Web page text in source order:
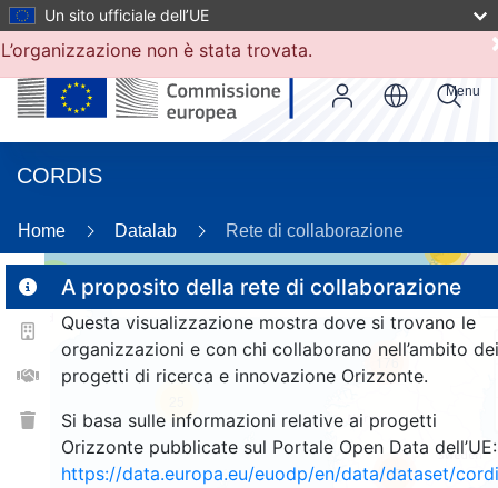
Un sito ufficiale dell’UE
CORDIS
Menu
Home Datalab Rete di collaborazione
A proposito della rete di collaborazione
Questa visualizzazione mostra dove si trovano le
organizzazioni e con chi collaborano nell’ambito dei
progetti di ricerca e innovazione Orizzonte.
Si basa sulle informazioni relative ai progetti
Orizzonte pubblicate sul Portale Open Data dell’UE:
https://data.europa.eu/euodp/en/data/dataset/
176
1374
L’organizzazione non è stata trovata.